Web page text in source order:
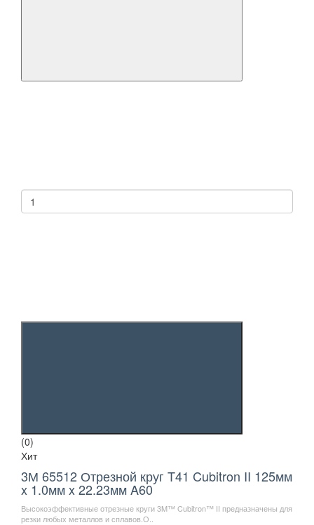
(0)
Хит
3М 65512 Отрезной круг T41 Cubitron II 125мм
x 1.0мм x 22.23мм A60
Высокоэффективные отрезные круги 3M™ Cubitron™ II предназначены для
резки любых металлов и сплавов.О..